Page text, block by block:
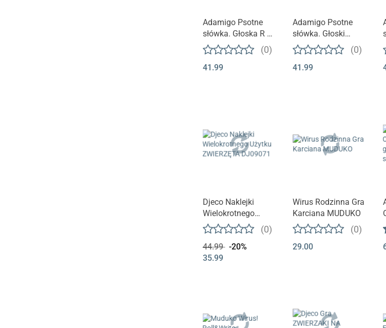
Adamigo Psotne
słówka. Głoska R –
Rerki wiek 5+
(0)
41.99
Adamigo Psotne
słówka. Głoski
ciszące wiek 5+
(0)
41.99
Djeco Naklejki
Wielokrotnego
Użytku ZWIERZĘTA
DJ09071
(0)
44.99
-20%
35.99
Wirus Rodzinna Gra
Karciana MUDUKO
(0)
29.00